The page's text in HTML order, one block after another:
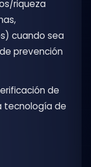
riqueza
cuando sea
prevención
de
tecnología de